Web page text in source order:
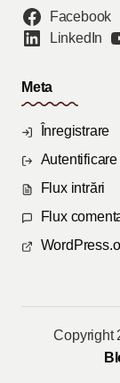
Facebook
LinkedIn
Meta
Înregistrare
Autentificare
Flux intrări
Flux